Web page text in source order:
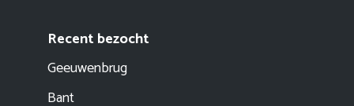
Recent bezocht
Geeuwenbrug
Bant